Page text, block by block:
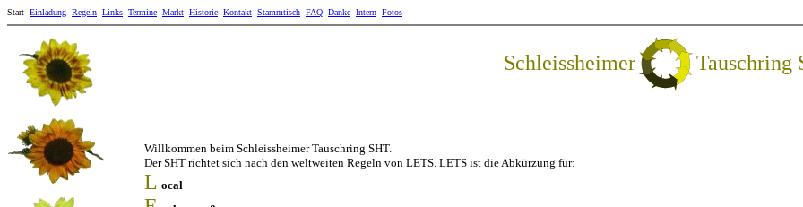
Start Einladung Regeln Links Termine Markt Historie Kontakt Stammtisch FAQ Danke Intern Fotos
Schleissheimer Tauschring
Willkommen beim Schleissheimer Tauschring SHT.
Der SHT richtet sich nach den weltweiten Regeln von LETS. LETS ist die Abkürzung für:
L ocal